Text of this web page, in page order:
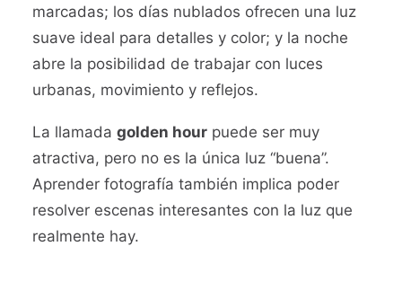
marcadas; los días nublados ofrecen una luz
suave ideal para detalles y color; y la noche
abre la posibilidad de trabajar con luces
urbanas, movimiento y reflejos.
La llamada golden hour puede ser muy
atractiva, pero no es la única luz “buena”.
Aprender fotografía también implica poder
resolver escenas interesantes con la luz que
realmente hay.